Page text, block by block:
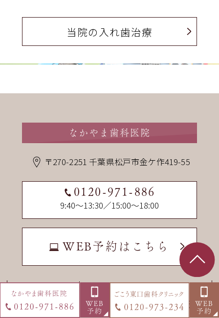
当院の入れ歯治療
0120-971-886
9:40～13:30／15:00～18:00
WEB予約はこちら